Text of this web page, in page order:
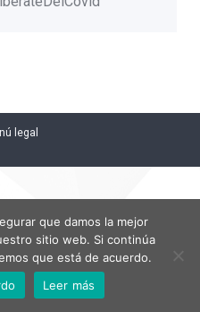
legal
que damos la mejor
sitio web. Si continúa
que está de acuerdo.
Leer más